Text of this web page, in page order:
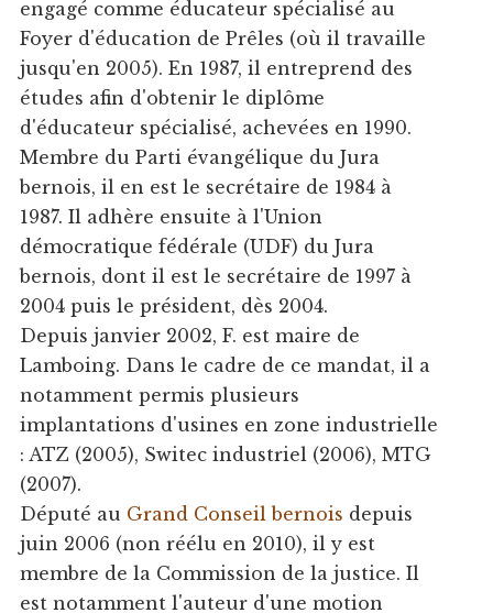
engagé comme éducateur spécialisé au
Foyer d'éducation de Prêles (où il travaille
jusqu'en 2005). En 1987, il entreprend des
études afin d'obtenir le diplôme
d'éducateur spécialisé, achevées en 1990.
Membre du Parti évangélique du Jura
bernois, il en est le secrétaire de 1984 à
1987. Il adhère ensuite à l'Union
démocratique fédérale (UDF) du Jura
bernois, dont il est le secrétaire de 1997 à
2004 puis le président, dès 2004.
Depuis janvier 2002, F. est maire de
Lamboing. Dans le cadre de ce mandat, il a
notamment permis plusieurs
implantations d'usines en zone industrielle
: ATZ (2005), Switec industriel (2006), MTG
(2007).
Député au Grand Conseil bernois depuis
juin 2006 (non réélu en 2010), il y est
membre de la Commission de la justice. Il
est notamment l'auteur d'une motion